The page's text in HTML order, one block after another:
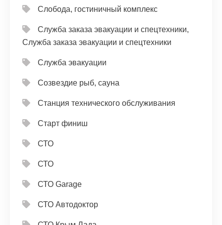
Слобода, гостиничный комплекс
Служба заказа эвакуации и спецтехники,
Служба заказа эвакуации и спецтехники
Служба эвакуации
Созвездие рыб, сауна
Станция технического обслуживания
Старт финиш
СТО
СТО
СТО Garage
СТО Автодоктор